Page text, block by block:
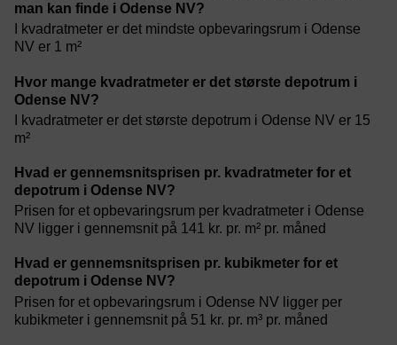
man kan finde i Odense NV?
I kvadratmeter er det mindste opbevaringsrum i Odense
NV er 1 m²
Hvor mange kvadratmeter er det største depotrum i
Odense NV?
I kvadratmeter er det største depotrum i Odense NV er 15
m²
Hvad er gennemsnitsprisen pr. kvadratmeter for et
depotrum i Odense NV?
Prisen for et opbevaringsrum per kvadratmeter i Odense
NV ligger i gennemsnit på 141 kr. pr. m² pr. måned
Hvad er gennemsnitsprisen pr. kubikmeter for et
depotrum i Odense NV?
Prisen for et opbevaringsrum i Odense NV ligger per
kubikmeter i gennemsnit på 51 kr. pr. m³ pr. måned